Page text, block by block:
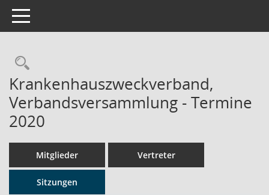
Toggle navigation
Rechercheauswahl
Krankenhauszweckverband,
Verbandsversammlung - Termine
2020
Mitglieder Vertreter
Sitzungen